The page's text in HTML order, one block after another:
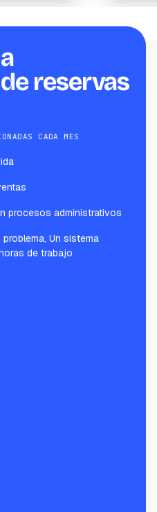
reservas
CADA MES
procesos administrativos
Un sistema
de trabajo